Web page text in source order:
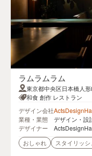
ラムラムラム
東京都中央区日本橋人
目５−１２萬武ビルディ
和食 創作 レストラン
デザイン会社
業種・業態
デザイン・設
デザイナー
おしゃれ
スタイリッシ